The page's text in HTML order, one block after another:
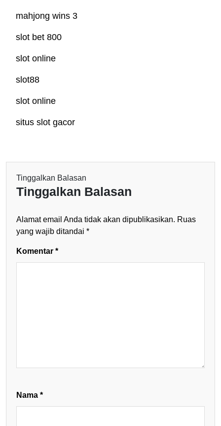
mahjong wins 3
slot bet 800
slot online
slot88
slot online
situs slot gacor
Tinggalkan Balasan
Tinggalkan Balasan
Alamat email Anda tidak akan dipublikasikan. Ruas
yang wajib ditandai *
Komentar *
Nama *